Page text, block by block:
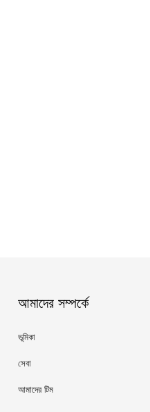
আমাদের সম্পর্কে
ভূমিকা
সেবা
আমাদের টিম